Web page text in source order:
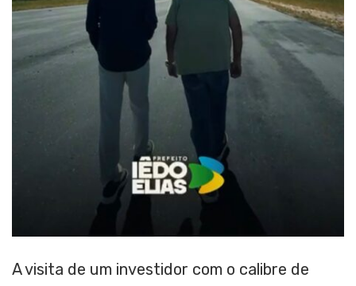
A visita de um investidor com o calibre de